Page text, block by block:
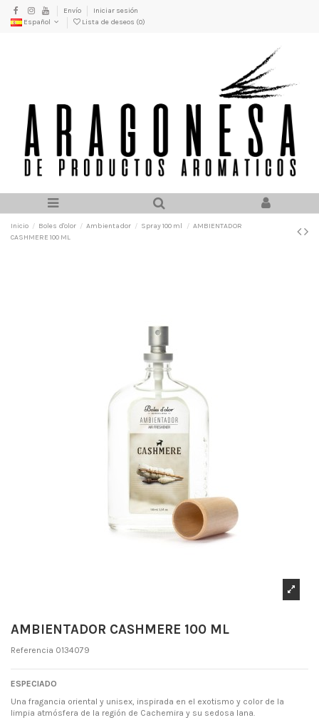
Envío
Iniciar sesión
Español
Lista de deseos (0)
Inicio Boles d'olor Ambientador Spray 100 ml
AMBIENTADOR
CASHMERE 100 ML
AMBIENTADOR CASHMERE 100 ML
Referencia 0134079
ESPECIADO
Una fragancia oriental y unisex, inspirada en el exotismo y color de la
limpia atmósfera de la región de Cachemira y su sedosa lana.